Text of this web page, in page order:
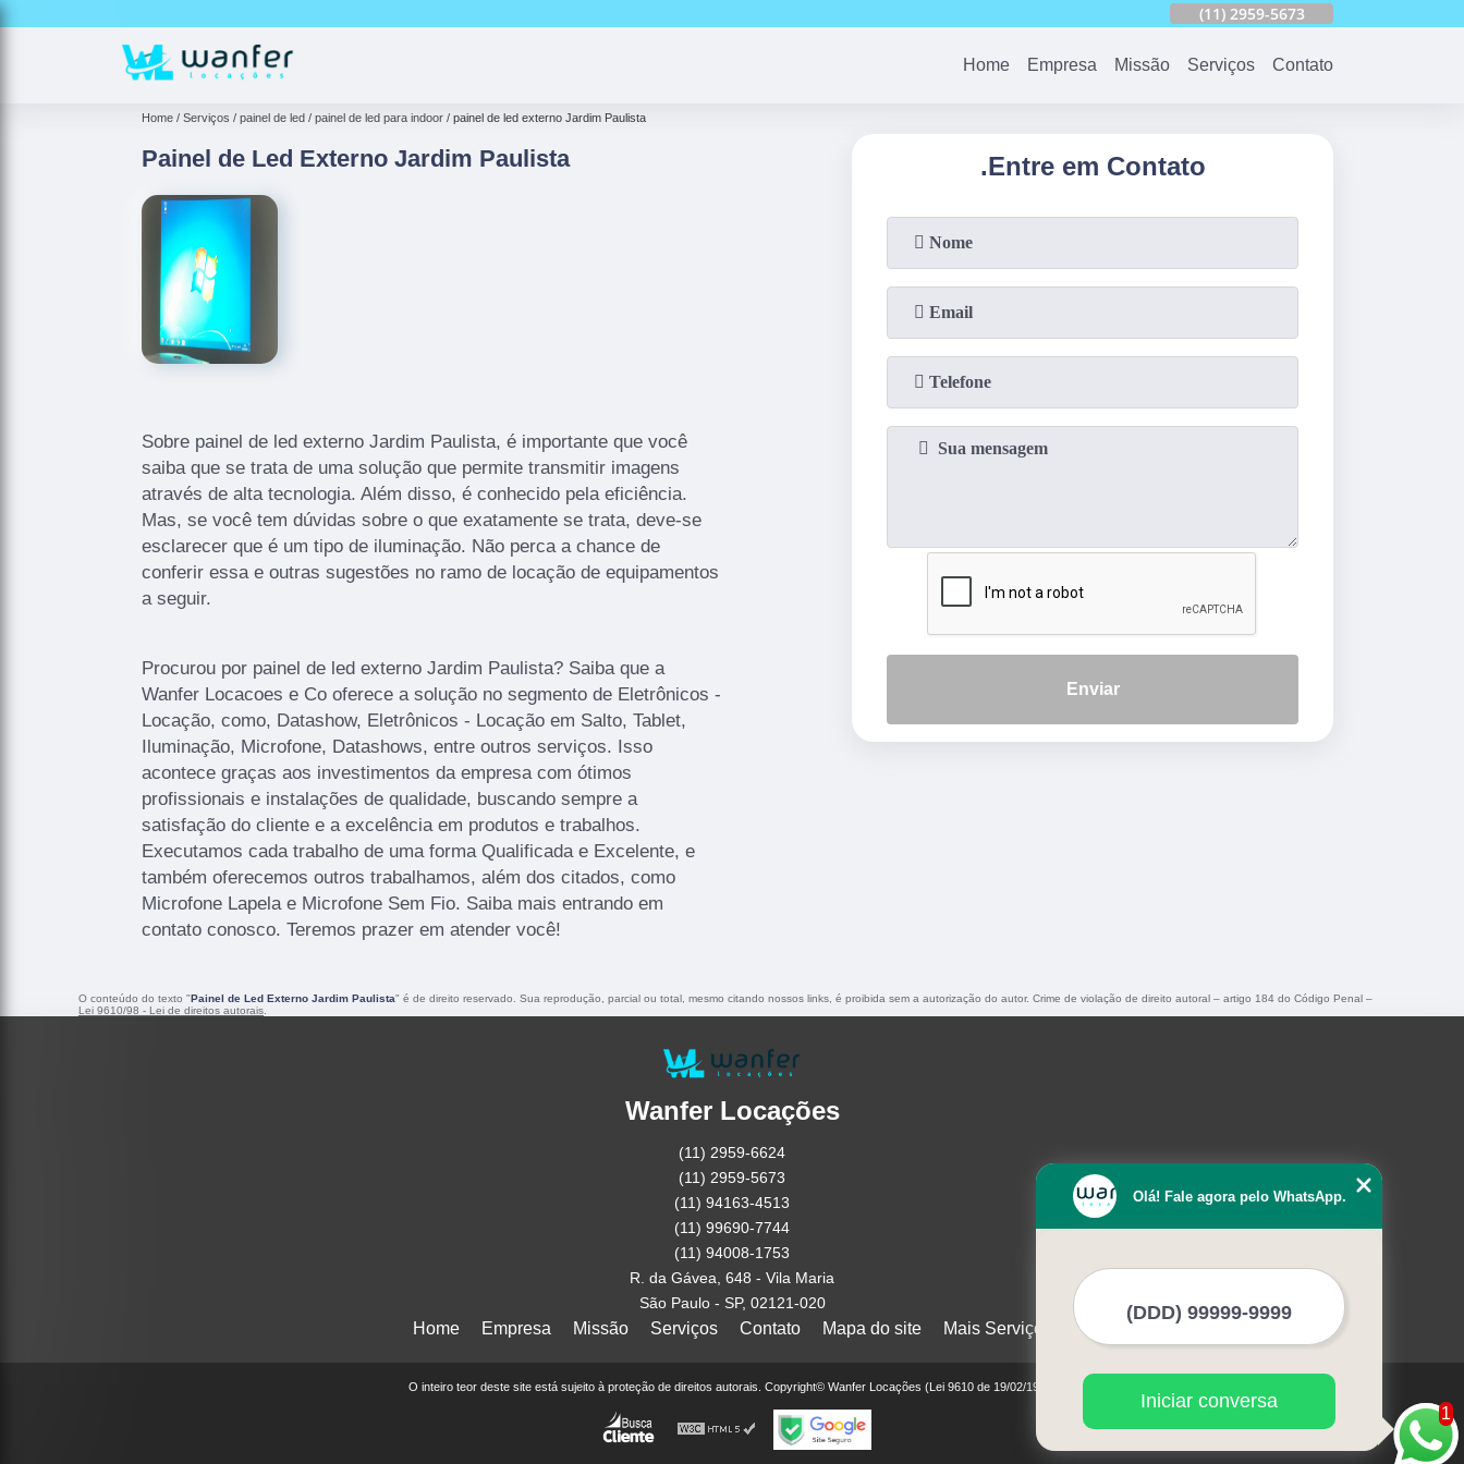
(11) 2959-5673
Home Empresa Missão Serviços Contato
Home Serviços painel de led painel de led para indoor painel de led externo Jardim Paulista
Painel de Led Externo Jardim Paulista
Sobre painel de led externo Jardim Paulista, é importante que você
saiba que se trata de uma solução que permite transmitir imagens
através de alta tecnologia. Além disso, é conhecido pela eficiência.
Mas, se você tem dúvidas sobre o que exatamente se trata, deve-se
esclarecer que é um tipo de iluminação. Não perca a chance de
conferir essa e outras sugestões no ramo de locação de equipamentos
a seguir.
Procurou por painel de led externo Jardim Paulista? Saiba que a
Wanfer Locacoes e Co oferece a solução no segmento de Eletrônicos -
Locação, como, Datashow, Eletrônicos - Locação em Salto, Tablet,
Iluminação, Microfone, Datashows, entre outros serviços. Isso
acontece graças aos investimentos da empresa com ótimos
profissionais e instalações de qualidade, buscando sempre a
satisfação do cliente e a excelência em produtos e trabalhos.
Executamos cada trabalho de uma forma Qualificada e Excelente, e
também oferecemos outros trabalhamos, além dos citados, como
Microfone Lapela e Microfone Sem Fio. Saiba mais entrando em
contato conosco. Teremos prazer em atender você!
.Entre em Contato
Enviar
O conteúdo do texto "Painel de Led Externo Jardim Paulista" é de direito reservado. Sua reprodução, parcial ou total, mesmo citando nossos links, é proibida sem a autorização do autor. Crime de violação de direito autoral – artigo 184 do Código Penal –
Lei 9610/98 - Lei de direitos autorais
Wanfer Locações
(11) 2959-6624
(11) 2959-5673
(11) 94163-4513
(11) 99690-7744
(11) 94008-1753
R. da Gávea, 648 - Vila Maria
São Paulo - SP, 02121-020
Home Empresa Missão Serviços Contato Mapa do site Mais Serviços
O inteiro teor deste site está sujeito à proteção de direitos autorais. Copyright© Wanfer Locações (Lei 9610 de 19/02/1998)
1
Olá! Fale agora pelo WhatsApp.
Iniciar conversa